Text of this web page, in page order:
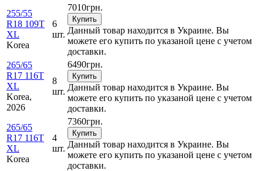
255/55
R18 109T
XL
Korea
6
шт.
7010грн.
Купить
Данный товар находится в Украине. Вы
можете его купить по указаной цене с учетом
доставки.
265/65
R17 116T
XL
Korea,
2026
8
шт.
6490грн.
Купить
Данный товар находится в Украине. Вы
можете его купить по указаной цене с учетом
доставки.
265/65
R17 116T
XL
Korea
4
шт.
7360грн.
Купить
Данный товар находится в Украине. Вы
можете его купить по указаной цене с учетом
доставки.